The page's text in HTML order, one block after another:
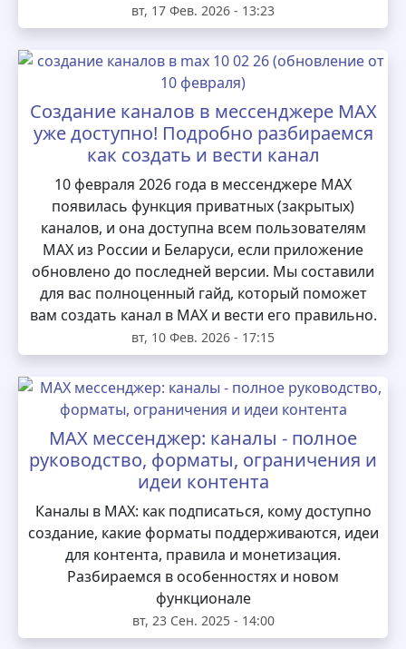
вт, 17 Фев. 2026 - 13:23
Создание каналов в мессенджере MAX
уже доступно! Подробно разбираемся
как создать и вести канал
10 февраля 2026 года в мессенджере MAX
появилась функция приватных (закрытых)
каналов, и она доступна всем пользователям
MAX из России и Беларуси, если приложение
обновлено до последней версии. Мы составили
для вас полноценный гайд, который поможет
вам создать канал в MAX и вести его правильно.
вт, 10 Фев. 2026 - 17:15
MAX мессенджер: каналы - полное
руководство, форматы, ограничения и
идеи контента
Каналы в MAX: как подписаться, кому доступно
создание, какие форматы поддерживаются, идеи
для контента, правила и монетизация.
Разбираемся в особенностях и новом
функционале
вт, 23 Сен. 2025 - 14:00